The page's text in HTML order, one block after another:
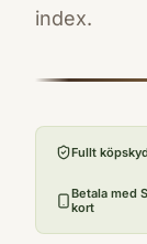
index.
Guilford
Utgivningsår
2016
Språk
Fullt
Betala med
kort